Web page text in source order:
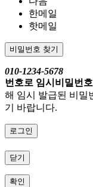
한메일
핫메일
비밀번호 찾기
010-1234-5678
번호로 임시비밀번
해 임시 발급된 비밀
기 바랍니다.
로그인
닫기
확인